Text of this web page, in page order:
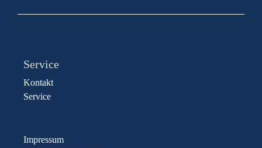
Service
Kontakt
Service
Impressum